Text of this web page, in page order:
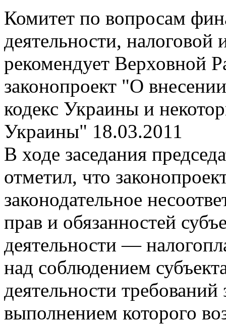
Комитет по вопросам
деятельности,
рекомендует Верховной
законопроект "О
кодекс Украины и
Украины" 18.03.2011
В ходе заседания
отметил, что
законодательное
прав и обязанностей
деятельности —
над соблюдением
деятельности требований
выполнением которого